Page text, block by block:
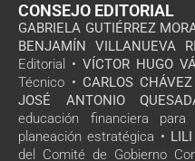
CONSEJO EDITORIAL
GABRIELA GUTIÉRREZ
BENJAMÍN VILLANUEVA
Editorial • VÍCTOR HUGO
Técnico • CARLOS CHÁVEZ
JOSÉ ANTONIO
educación financiera
planeación estratégica •
del Comité de Gobierno